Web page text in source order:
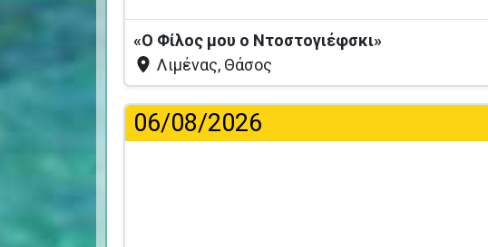
«Ο Φίλος μου ο Ντοστογιέφσκι»
Λιμένας, Θάσος
06/08/2026